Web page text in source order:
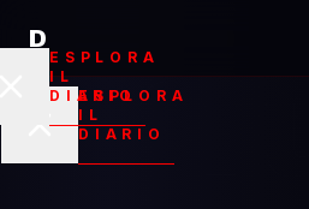
ESPLORA
IL
DIARIO
D
ESPLORA
IL
DIARIO